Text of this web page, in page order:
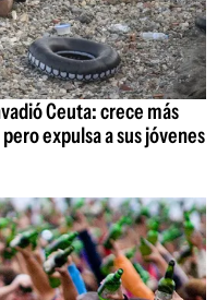
Ceuta: crece más
expulsa a sus jóvenes